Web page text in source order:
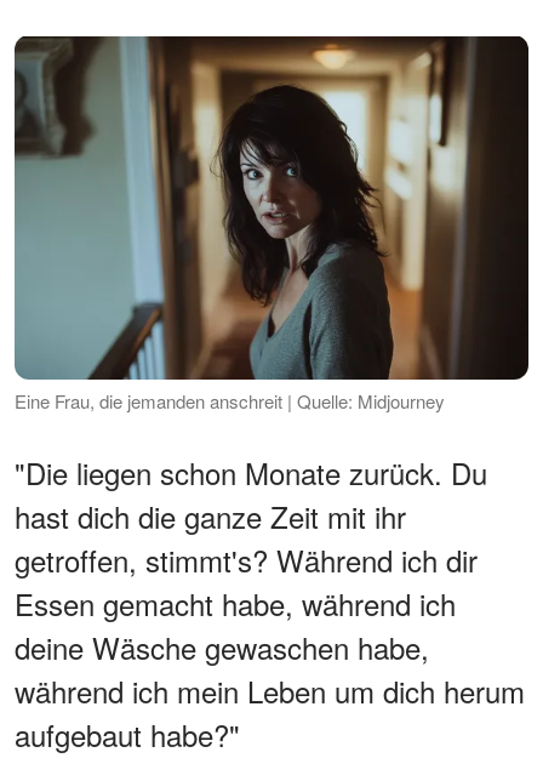
Eine Frau, die jemanden anschreit | Quelle: Midjourney
"Die liegen schon Monate zurück. Du
hast dich die ganze Zeit mit ihr
getroffen, stimmt's? Während ich dir
Essen gemacht habe, während ich
deine Wäsche gewaschen habe,
während ich mein Leben um dich herum
aufgebaut habe?"